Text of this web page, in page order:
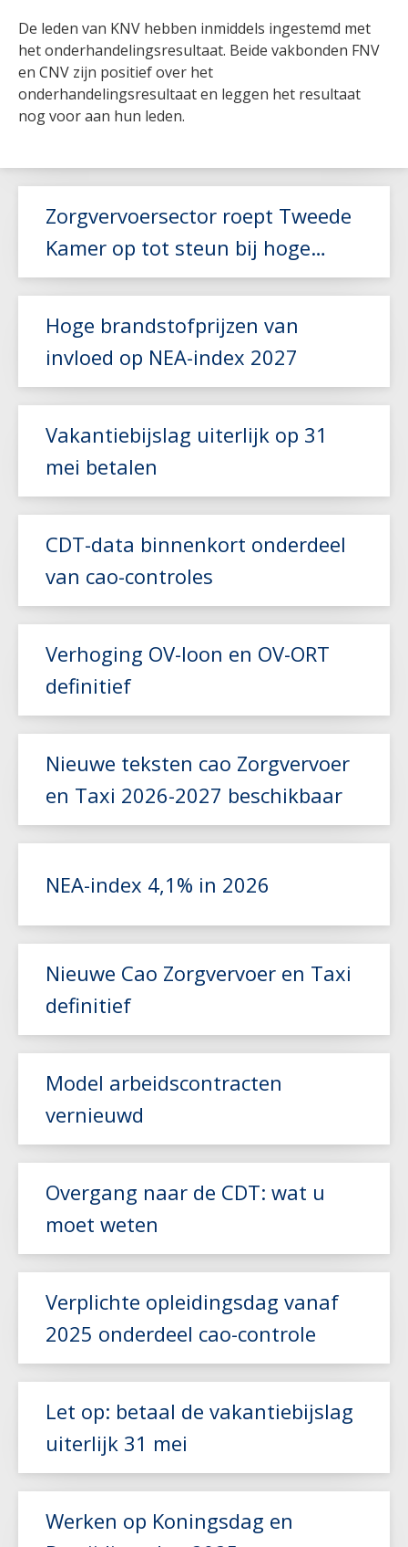
De leden van KNV hebben inmiddels ingestemd met
het onderhandelingsresultaat. Beide vakbonden FNV
en CNV zijn positief over het
onderhandelingsresultaat en leggen het resultaat
nog voor aan hun leden.
Zorgvervoersector roept Tweede
Kamer op tot steun bij hoge
brandstofkosten
Hoge brandstofprijzen van
invloed op NEA-index 2027
Vakantiebijslag uiterlijk op 31
mei betalen
Lees meer
CDT-data binnenkort onderdeel
van cao-controles
Verhoging OV-loon en OV-ORT
definitief
Lees meer
Nieuwe teksten cao Zorgvervoer
en Taxi 2026-2027 beschikbaar
Lees meer
NEA-index 4,1% in 2026
Nieuwe Cao Zorgvervoer en Taxi
definitief
Model arbeidscontracten
vernieuwd
Overgang naar de CDT: wat u
moet weten
Lees meer
Verplichte opleidingsdag vanaf
2025 onderdeel cao-controle
Let op: betaal de vakantiebijslag
uiterlijk 31 mei
Werken op Koningsdag en